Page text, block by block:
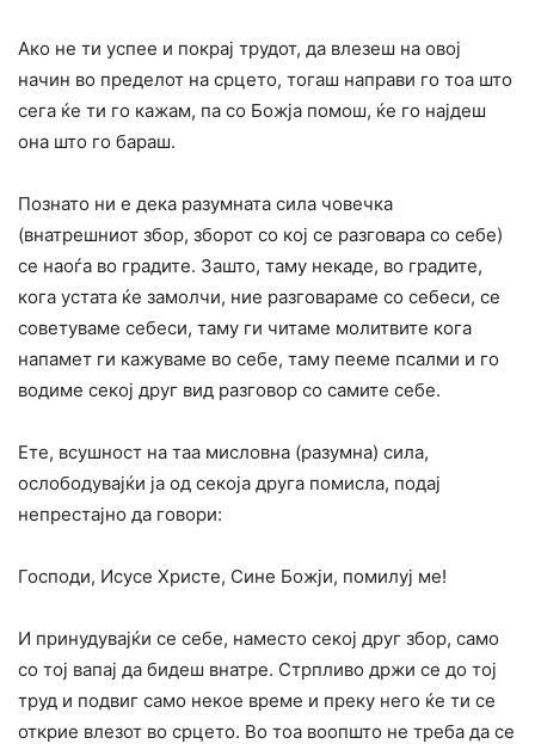
Ако не ти успее и покрај трудот, да влезеш на овој
начин во пределот на срцето, тогаш направи го тоа што
сега ќе ти го кажам, па со Божја помош, ќе го најдеш
она што го бараш.
Познато ни е дека разумната сила човечка
(внатрешниот збор, зборот со кој се разговара со себе)
се наоѓа во градите. Зашто, таму некаде, во градите,
кога устата ќе замолчи, ние разговараме со себеси, се
советуваме себеси, таму ги читаме молитвите кога
напамет ги кажуваме во себе, таму пееме псалми и го
водиме секој друг вид разговор со самите себе.
Ете, всушност на таа мисловна (разумна) сила,
ослободувајќи ја од секоја друга помисла, подај
непрестајно да говори:
Господи, Исусе Христе, Сине Божји, помилуј ме!
И принудувајќи се себе, наместо секој друг збор, само
со тој вапај да бидеш внатре. Стрпливо држи се до тој
труд и подвиг само некое време и преку него ќе ти се
открие влезот во срцето. Во тоа воопшто не треба да се